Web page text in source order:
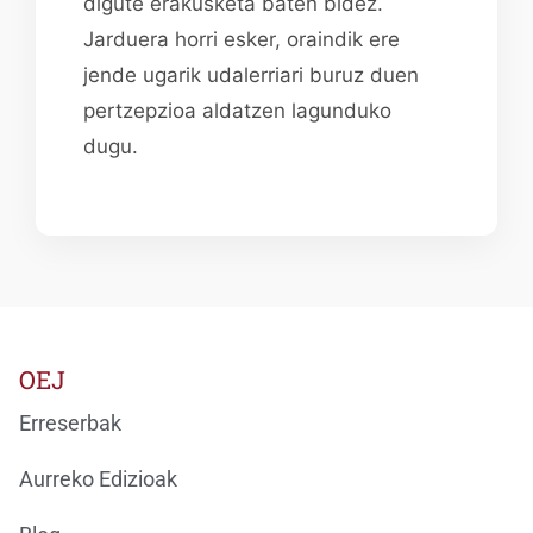
Jarduera horri esker, oraindik ere
jende ugarik udalerriari buruz duen
pertzepzioa aldatzen lagunduko
dugu.
OEJ
Erreserbak
Aurreko Edizioak